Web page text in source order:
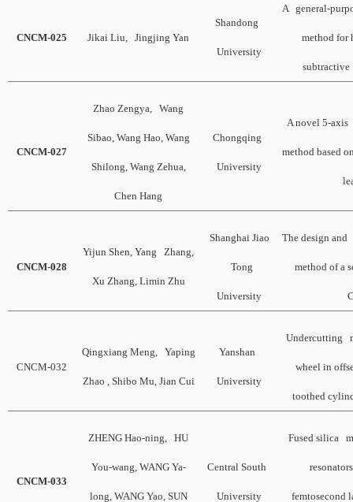
CNCM-025 Jikai Liu, Jingjing Yan
Shandong
University
A general-
method for
CNCM-027
Zhao Zengya, Wang
Sibao, Wang Hao, Wang
Shilong, Wang Zehua,
Chen Hang
Chongqing
University
A novel 5-
method based
CNCM-028
Yijun Shen, Yang Zhang,
Xu Zhang, Limin Zhu
Shanghai Jiao
Tong
University
The design
method of a
CNCM-032
Qingxiang Meng, Yaping
Zhao , Shibo Mu, Jian Cui
Yanshan
University
Undercutting
wheel in
toothed
CNCM-033
ZHENG Hao-ning, HU
You-wang, WANG Ya-
long, WANG Yao, SUN
Central South
University
Fused silica
femtosecond